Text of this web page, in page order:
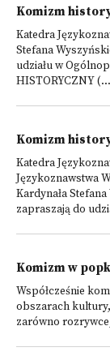
Komizm
Katedra
Stefana
udziału w
HISTORYCZNY
Komizm
Katedra
Językoznawstwa
Kardynała
zapraszają do
Komizm w
Współcześnie
obszarach
zarówno